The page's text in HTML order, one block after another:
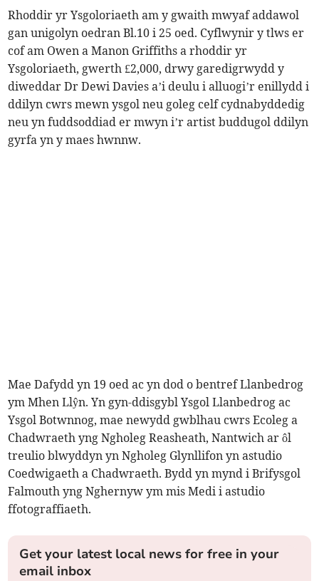
Rhoddir yr Ysgoloriaeth am y gwaith mwyaf addawol
gan unigolyn oedran Bl.10 i 25 oed. Cyflwynir y tlws er
cof am Owen a Manon Griffiths a rhoddir yr
Ysgoloriaeth, gwerth £2,000, drwy garedigrwydd y
diweddar Dr Dewi Davies a’i deulu i alluogi’r enillydd i
ddilyn cwrs mewn ysgol neu goleg celf cydnabyddedig
neu yn fuddsoddiad er mwyn i’r artist buddugol ddilyn
gyrfa yn y maes hwnnw.
Mae Dafydd yn 19 oed ac yn dod o bentref Llanbedrog
ym Mhen Llŷn. Yn gyn-ddisgybl Ysgol Llanbedrog ac
Ysgol Botwnnog, mae newydd gwblhau cwrs Ecoleg a
Chadwraeth yng Ngholeg Reasheath, Nantwich ar ôl
treulio blwyddyn yn Ngholeg Glynllifon yn astudio
Coedwigaeth a Chadwraeth. Bydd yn mynd i Brifysgol
Falmouth yng Nghernyw ym mis Medi i astudio
ffotograffiaeth.
Get your latest local news for free in your
email inbox